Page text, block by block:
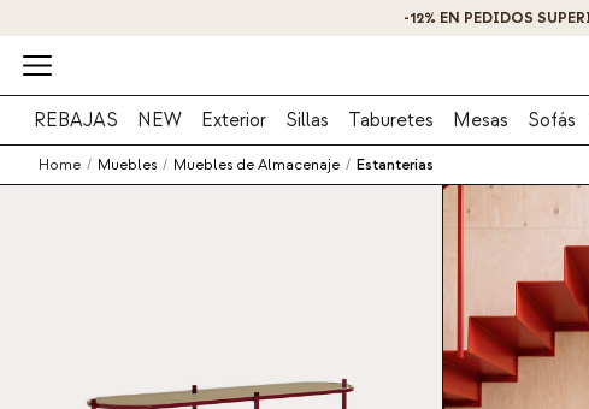
REBAJAS NEW Exterior Sillas Taburetes Mesas Sofás
Home / Muebles / Muebles de Almacenaje / Estanterías